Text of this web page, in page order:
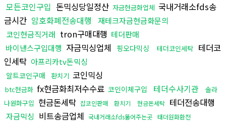
모든코인구입 돈믹싱당일정산 자금현금화업체 국내거래소fds송
금시간 암호화폐전송대행
재테크자금현금화문의
코인현금직거래 tron구매대행 테더판매
바이낸스구입대행 자금믹싱업체 핑오다믹싱 테더코인세탁 테더코
인세탁 아프리카tv돈믹싱
알트코인구매 환치기 코인믹싱
btc현금화 fx현금화최저수수료 코인이체구입 테더수사기관
솔라
나원화구입 현금돈세탁 잡코인판매 환치기 현금돈세탁 테더전송대행
자금믹싱 비트송금업체 국내거래소fds뚫어주는곳 태더원화환전